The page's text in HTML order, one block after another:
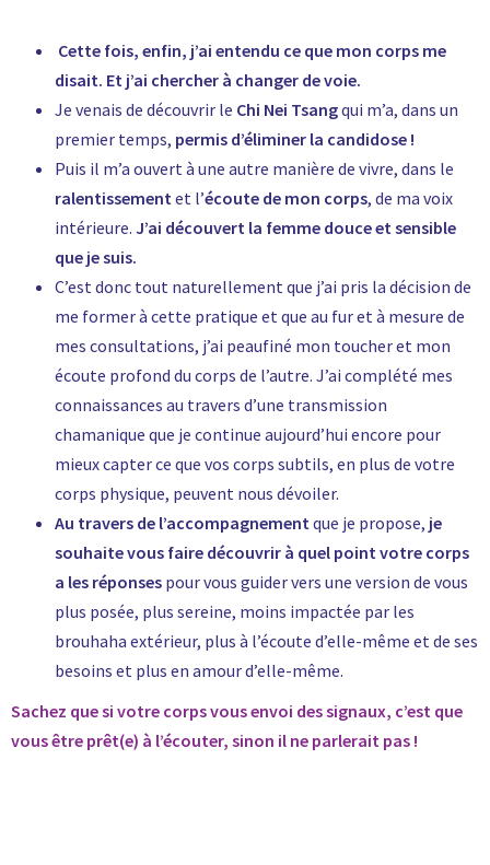
Cette fois, enfin, j’ai entendu ce que mon corps me
disait. Et j’ai chercher à changer de voie.
Je venais de découvrir le Chi Nei Tsangqui m’a, dans un
premier temps, permis d’éliminer la candidose !
Puis il m’a ouvert à une autre manière de vivre, dans le
ralentissementet l’écoute de mon corps, de ma voix
intérieure. J’ai découvert la femme douce et sensible
que je suis.
C’est donc tout naturellement que j’ai pris la décision de
me former à cette pratique et que au fur et à mesure de
mes consultations, j’ai peaufiné mon toucher et mon
écoute profond du corps de l’autre. J’ai complété mes
connaissances au travers d’une transmission
chamanique que je continue aujourd’hui encore pour
mieux capter ce que vos corps subtils, en plus de votre
corps physique, peuvent nous dévoiler.
Au travers de l’accompagnementque je propose, je
souhaite vous faire découvrir à quel point votre corps
a les réponses pour vous guider vers une version de vous
plus posée, plus sereine, moins impactée par les
brouhaha extérieur, plus à l’écoute d’elle-même et de ses
besoins et plus en amour d’elle-même.
Sachez que si votre corps vous envoi des signaux, c’est que
vous être prêt(e) à l’écouter, sinon il ne parlerait pas !